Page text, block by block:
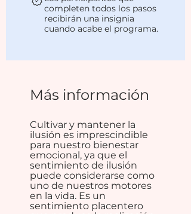
completen todos los pasos
recibirán una insignia
cuando acabe el programa.
Más información
Cultivar y mantener la
ilusión es imprescindible
para nuestro bienestar
emocional, ya que el
sentimiento de ilusión
puede considerarse como
uno de nuestros motores
en la vida. Es un
sentimiento placentero